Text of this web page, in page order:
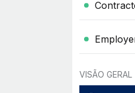
VISÃO GERAL